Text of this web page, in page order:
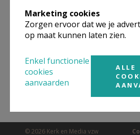
links naar kerken,
organisaties, in de buurt.
© 2026 Kerk en Media vzw
Marketing cookies
Zorgen ervoor dat we je
op maat kunnen laten zien.
Enkel functionele
cookies
aanvaarden
ALLE